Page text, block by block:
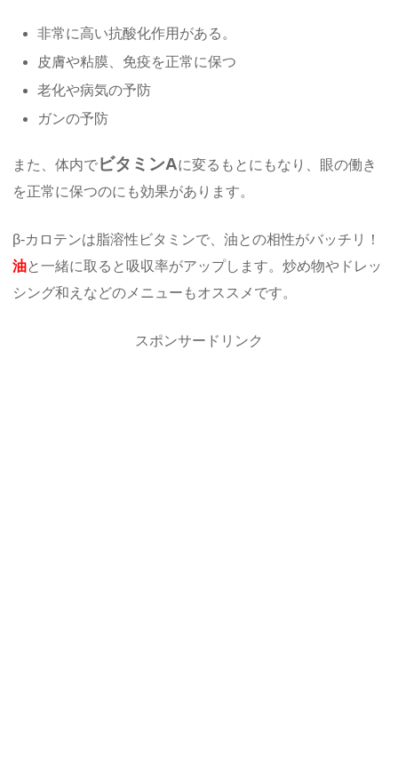
非常に高い抗酸化作用がある。
皮膚や粘膜、免疫を正常に保つ
老化や病気の予防
ガンの予防
また、体内でビタミンAに変るもとにもなり、眼の働き
を正常に保つのにも効果があります。
β-カロテンは脂溶性ビタミンで、油との相性がバッチリ！
油と一緒に取ると吸収率がアップします。炒め物やドレッ
シング和えなどのメニューもオススメです。
スポンサードリンク